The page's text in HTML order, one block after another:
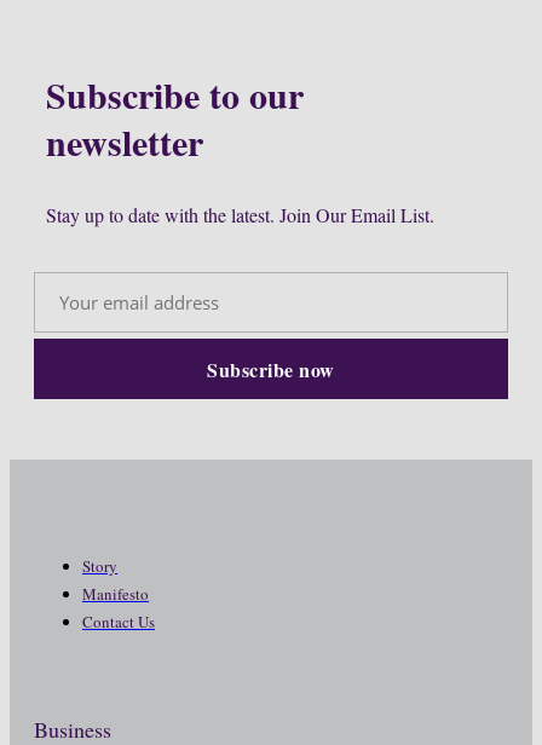
Subscribe to our
newsletter
Stay up to date with the latest. Join Our Email List.
Story
Manifesto
Contact Us
Business